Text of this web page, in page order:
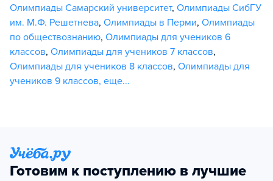
Олимпиады Самарский университет, Олимпиады СибГУ
им. М.Ф. Решетнева, Олимпиады в Перми, Олимпиады
по обществознанию, Олимпиады для учеников 6
классов, Олимпиады для учеников 7 классов,
Олимпиады для учеников 8 классов, Олимпиады для
учеников 9 классов, еще...
Готовим к поступлению в лучшие